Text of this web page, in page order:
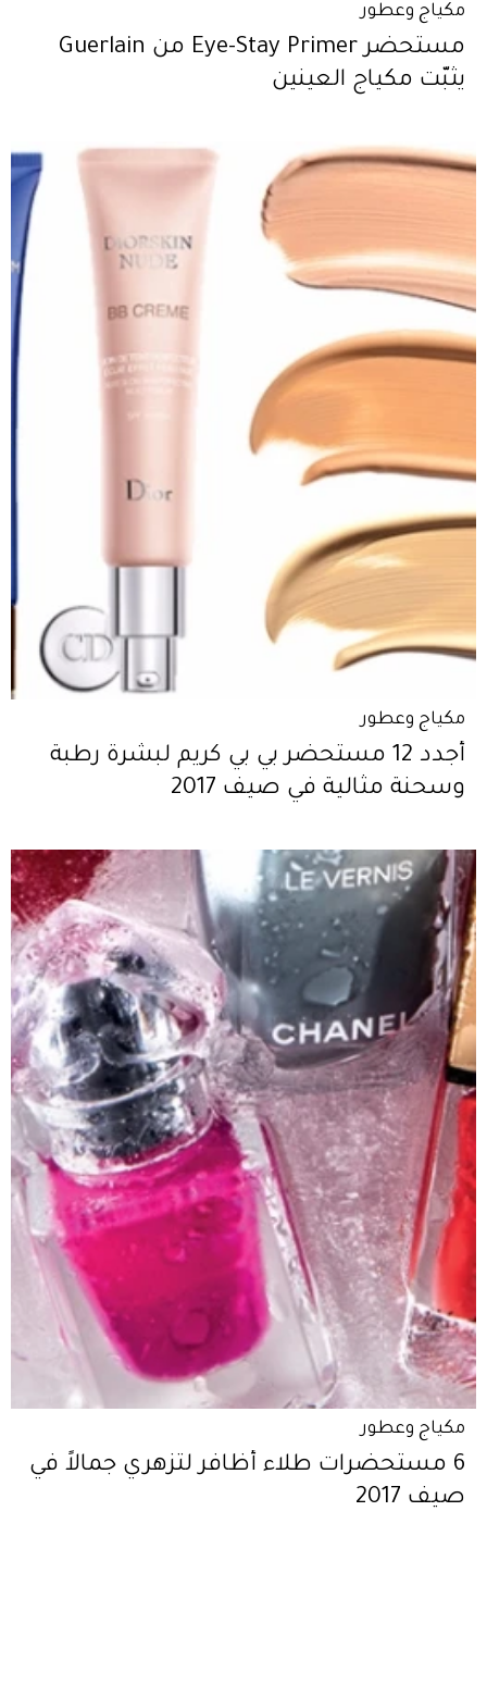
مكياج وعطور
مستحضر Eye-Stay Primer من Guerlain
يثبّت مكياج العينين
مكياج وعطور
أجدد 12 مستحضر بي بي كريم لبشرة رطبة
وسحنة مثالية في صيف 2017
مكياج وعطور
6 مستحضرات طلاء أظافر لتزهري جمالاً في
صيف 2017